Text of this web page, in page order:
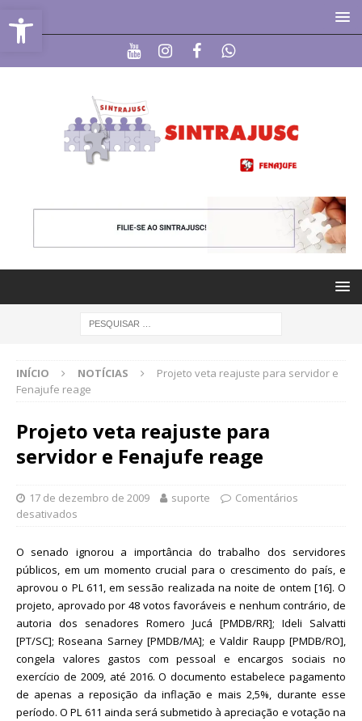
Abrir a barra de ferramentas
INÍCIO NOTÍCIAS
Projeto veta reajuste para servidor e
Fenajufe reage
Projeto veta reajuste para
servidor e Fenajufe reage
17 de dezembro de 2009 suporte
Comentários
desativados
O senado ignorou a importância do trabalho dos servidores
públicos, em um momento crucial para o crescimento do país, e
aprovou o PL 611, em sessão realizada na noite de ontem [16]. O
projeto, aprovado por 48 votos favoráveis e nenhum contrário, de
autoria dos senadores Romero Jucá [PMDB/RR]; Ideli Salvatti
[PT/SC]; Roseana Sarney [PMDB/MA]; e Valdir Raupp [PMDB/RO],
congela valores gastos com pessoal e encargos sociais no
exercício de 2009, até 2016. O documento estabelece pagamento
de apenas a reposição da inflação e mais 2,5%, durante esse
período. O PL 611 ainda será submetido à apreciação e votação na